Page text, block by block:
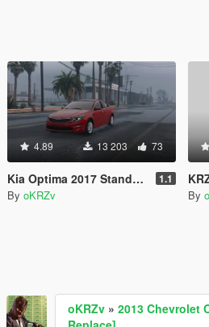
4.89 13 203 73
Kia Optima 2017 Standard 1.1
By oKRZv By
oKRZv » 2013 Chevrolet